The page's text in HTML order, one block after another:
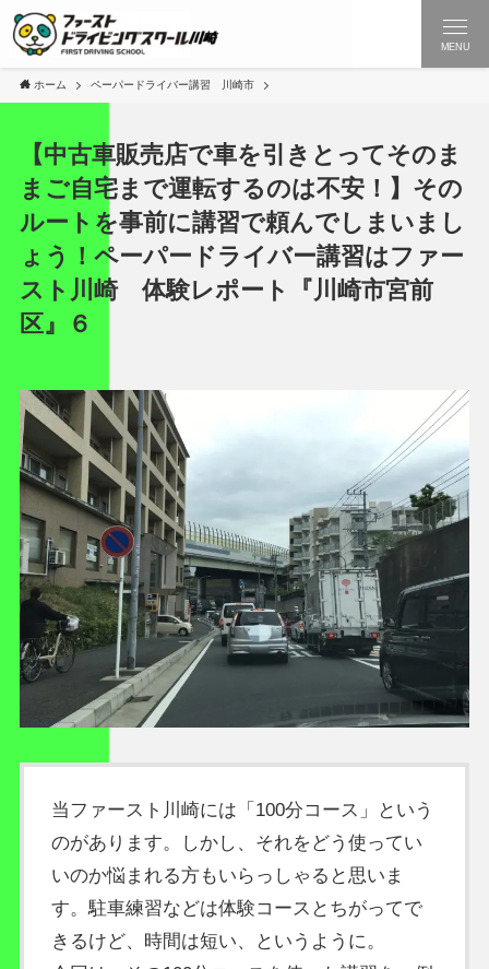
MENU
ホーム ペーパードライバー講習 川崎市
【中古車販売店で車を引きとってそのま
まご自宅まで運転するのは不安！】その
ルートを事前に講習で頼んでしまいまし
ょう！ペーパードライバー講習はファー
スト川崎 体験レポート『川崎市宮前
区』６
当ファースト川崎には「100分コース」という
のがあります。しかし、それをどう使ってい
いのか悩まれる方もいらっしゃると思いま
す。駐車練習などは体験コースとちがってで
きるけど、時間は短い、というように。